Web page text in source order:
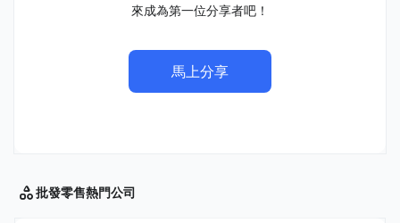
來成為第一位分享者吧！
馬上分享
批發零售熱門公司